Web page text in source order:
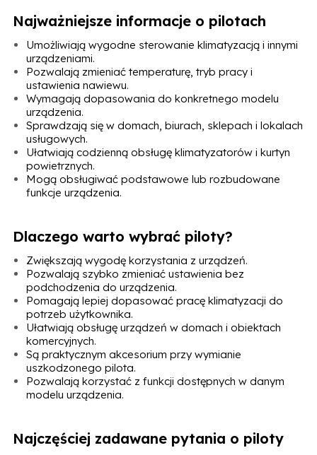
Najważniejsze informacje o pilotach
Umożliwiają wygodne sterowanie klimatyzacją i innymi
urządzeniami.
Pozwalają zmieniać temperaturę, tryb pracy i
ustawienia nawiewu.
Wymagają dopasowania do konkretnego modelu
urządzenia.
Sprawdzają się w domach, biurach, sklepach i lokalach
usługowych.
Ułatwiają codzienną obsługę klimatyzatorów i kurtyn
powietrznych.
Mogą obsługiwać podstawowe lub rozbudowane
funkcje urządzenia.
Dlaczego warto wybrać piloty?
Zwiększają wygodę korzystania z urządzeń.
Pozwalają szybko zmieniać ustawienia bez
podchodzenia do urządzenia.
Pomagają lepiej dopasować pracę klimatyzacji do
potrzeb użytkownika.
Ułatwiają obsługę urządzeń w domach i obiektach
komercyjnych.
Są praktycznym akcesorium przy wymianie
uszkodzonego pilota.
Pozwalają korzystać z funkcji dostępnych w danym
modelu urządzenia.
Najczęściej zadawane pytania o piloty